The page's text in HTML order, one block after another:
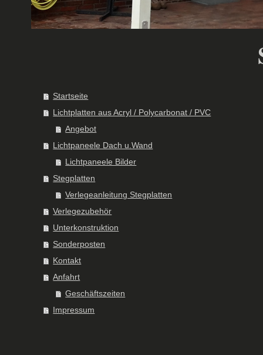
Startseite
Lichtplatten aus Acryl / Polycarbonat / PVC
Angebot
Lichtpaneele Dach u.Wand
Lichtpaneele Bilder
Stegplatten
Verlegeanleitung Stegplatten
Verlegezubehör
Unterkonstruktion
Sonderposten
Kontakt
Anfahrt
Geschäftszeiten
Impressum